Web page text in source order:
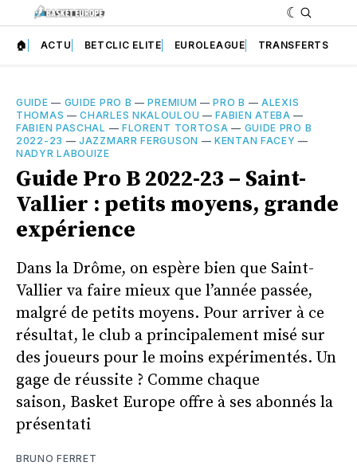
🏠 ACTU BETCLIC ELITE EUROLEAGUE TRANSFERTS
GUIDE — GUIDE PRO B —PREMIUM —PRO B —ALEXIS
THOMAS —CHARLES NKALOULOU —FABIEN ATEBA —
FABIEN PASCHAL — FLORENT TORTOSA — GUIDE PRO B
2022-23 —JAZZMARR FERGUSON —KENTAN FACEY —
NADYR LABOUIZE
Guide Pro B 2022-23 – Saint-
Vallier : petits moyens, grande
expérience
Dans la Drôme, on espère bien que Saint-
Vallier va faire mieux que l’année passée,
malgré de petits moyens. Pour arriver à ce
résultat, le club a principalement misé sur
des joueurs pour le moins expérimentés. Un
gage de réussite ? Comme chaque
saison, Basket Europe offre à ses abonnés la
présentati
BRUNO FERRET